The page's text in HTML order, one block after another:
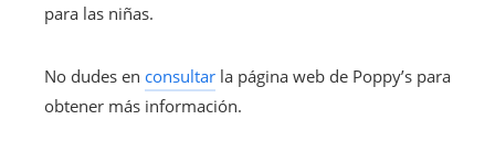
para las niñas.
No dudes en consultar la página web de Poppy’s para
obtener más información.